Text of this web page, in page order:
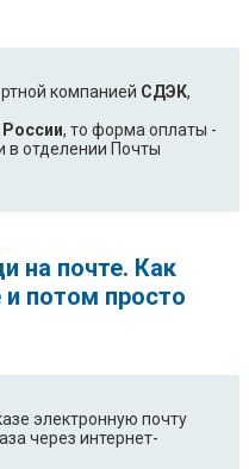
компанией СДЭК,
, то форма оплаты -
отделении Почты
на почте. Как
и потом просто
электронную почту
через интернет-